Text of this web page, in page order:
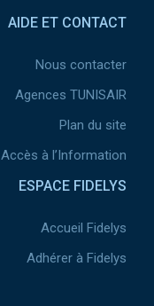
AIDE ET CONTACT
Nous contacter
Agences TUNISAIR
Plan du site
Accès à l’Information
ESPACE FIDELYS
Accueil Fidelys
Adhérer à Fidelys